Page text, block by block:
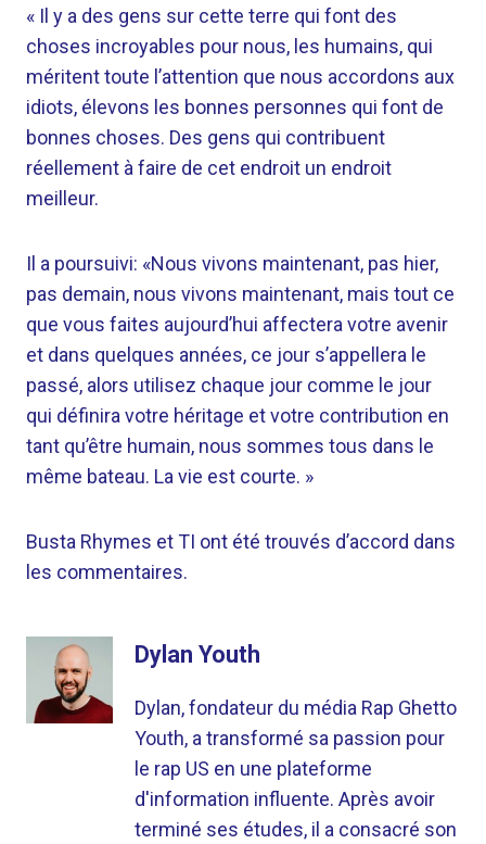
« Il y a des gens sur cette terre qui font des
choses incroyables pour nous, les humains, qui
méritent toute l’attention que nous accordons aux
idiots, élevons les bonnes personnes qui font de
bonnes choses. Des gens qui contribuent
réellement à faire de cet endroit un endroit
meilleur.
Il a poursuivi: «Nous vivons maintenant, pas hier,
pas demain, nous vivons maintenant, mais tout ce
que vous faites aujourd’hui affectera votre avenir
et dans quelques années, ce jour s’appellera le
passé, alors utilisez chaque jour comme le jour
qui définira votre héritage et votre contribution en
tant qu’être humain, nous sommes tous dans le
même bateau. La vie est courte. »
Busta Rhymes et TI ont été trouvés d’accord dans
les commentaires.
Dylan Youth
Dylan, fondateur du média Rap Ghetto
Youth, a transformé sa passion pour
le rap US en une plateforme
d'information influente. Après avoir
terminé ses études, il a consacré son